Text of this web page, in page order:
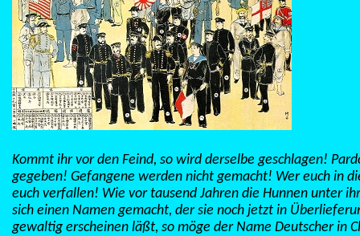
Kommt ihr vor den Feind, so wird derselbe geschlagen!
gegeben! Gefangene werden nicht gemacht! Wer euch in
euch verfallen! Wie vor tausend Jahren die Hunnen unter
sich einen Namen gemacht, der sie noch jetzt in
gewaltig erscheinen läßt, so möge der Name Deutscher in